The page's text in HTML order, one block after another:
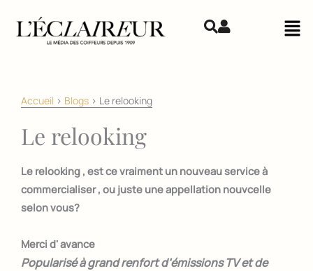
Accueil > Blogs > Le relooking
Le relooking
Le relooking , est ce vraiment un nouveau service à
commercialiser , ou juste une appellation nouvcelle
selon vous?
Merci d' avance
Popularisé à grand renfort d’émissions TV et de